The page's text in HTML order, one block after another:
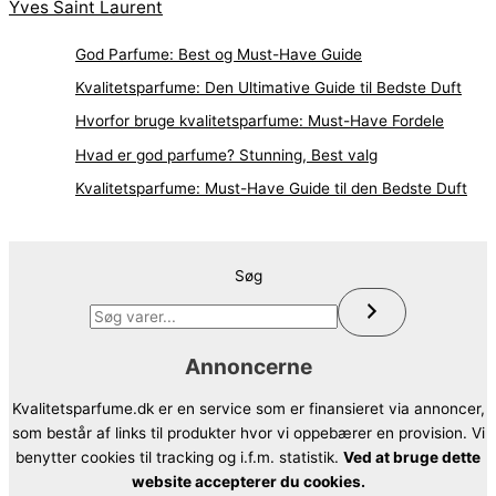
Yves Saint Laurent
God Parfume: Best og Must-Have Guide
Kvalitetsparfume: Den Ultimative Guide til Bedste Duft
Hvorfor bruge kvalitetsparfume: Must-Have Fordele
Hvad er god parfume? Stunning, Best valg
Kvalitetsparfume: Must-Have Guide til den Bedste Duft
Søg
Annoncerne
Kvalitetsparfume.dk er en service som er finansieret via annoncer,
som består af links til produkter hvor vi oppebærer en provision. Vi
benytter cookies til tracking og i.f.m. statistik. Ved at bruge dette
website accepterer du cookies.